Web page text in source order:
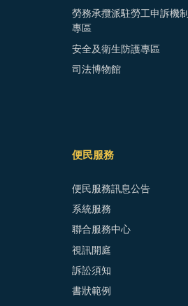
勞務承攬派駐勞工申訴機制
專區
安全及衛生防護專區
司法博物館
便民服務
便民服務訊息公告
系統服務
聯合服務中心
視訊開庭
訴訟須知
書狀範例